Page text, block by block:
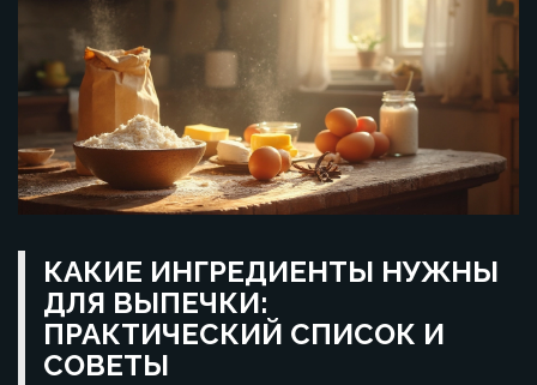
КАКИЕ ИНГРЕДИЕНТЫ НУЖНЫ
ДЛЯ ВЫПЕЧКИ:
ПРАКТИЧЕСКИЙ СПИСОК И
СОВЕТЫ